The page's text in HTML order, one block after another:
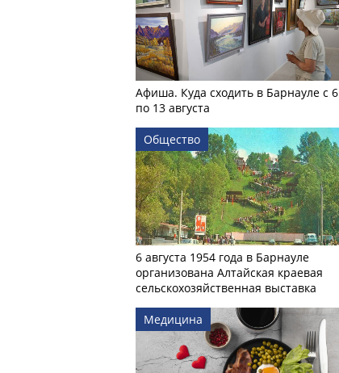
Афиша. Куда сходить в Барнауле с 6
по 13 августа
Общество
6 августа 1954 года в Барнауле
организована Алтайская краевая
сельскохозяйственная выставка
Медицина